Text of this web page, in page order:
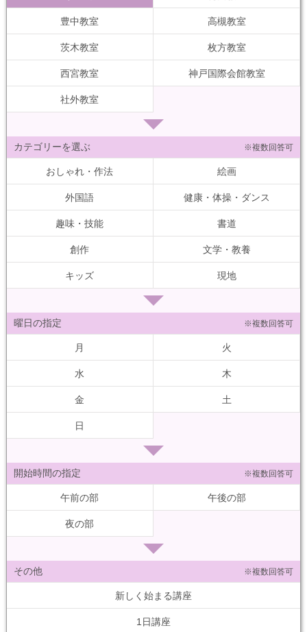
豊中教室 高槻教室
茨木教室 枚方教室
西宮教室 神戸国際会館教室
社外教室
カテゴリーを選ぶ ※複数回答可
おしゃれ・作法 絵画
外国語 健康・体操・ダンス
趣味・技能 書道
創作 文学・教養
キッズ 現地
曜日の指定 ※複数回答可
月 火
水 木
金 土
日
開始時間の指定 ※複数回答可
午前の部 午後の部
夜の部
その他 ※複数回答可
新しく始まる講座
1日講座